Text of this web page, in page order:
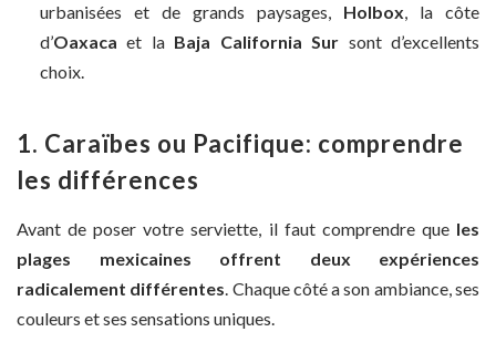
urbanisées et de grands paysages, Holbox, la côte
d’Oaxaca et la Baja California Sur sont d’excellents
choix.
1. Caraïbes ou Pacifique: comprendre
les différences
Avant de poser votre serviette, il faut comprendre que les
plages mexicaines offrent deux expériences
radicalement différentes. Chaque côté a son ambiance, ses
couleurs et ses sensations uniques.